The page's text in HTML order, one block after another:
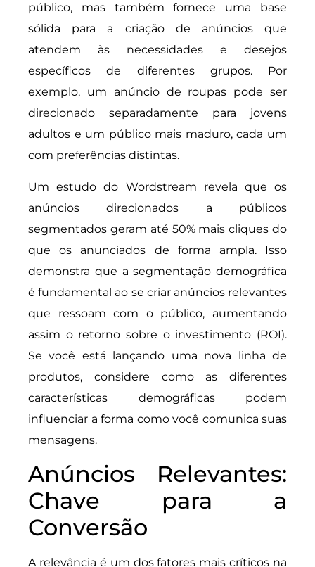
público, mas também fornece uma base
sólida para a criação de anúncios que
atendem às necessidades e desejos
específicos de diferentes grupos. Por
exemplo, um anúncio de roupas pode ser
direcionado separadamente para jovens
adultos e um público mais maduro, cada um
com preferências distintas.
Um estudo do Wordstream revela que os
anúncios direcionados a públicos
segmentados geram até 50% mais cliques do
que os anunciados de forma ampla. Isso
demonstra que a segmentação demográfica
é fundamental ao se criar anúncios relevantes
que ressoam com o público, aumentando
assim o retorno sobre o investimento (ROI).
Se você está lançando uma nova linha de
produtos, considere como as diferentes
características demográficas podem
influenciar a forma como você comunica suas
mensagens.
Anúncios Relevantes:
Chave para a
Conversão
A relevância é um dos fatores mais críticos na